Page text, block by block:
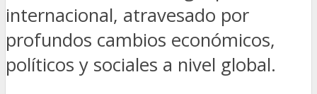
internacional, atravesado por
profundos cambios económicos,
políticos y sociales a nivel global.